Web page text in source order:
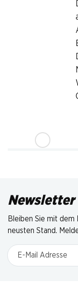
Newsletter
Bleiben Sie mit
neusten Stand.
E-Mail Adresse